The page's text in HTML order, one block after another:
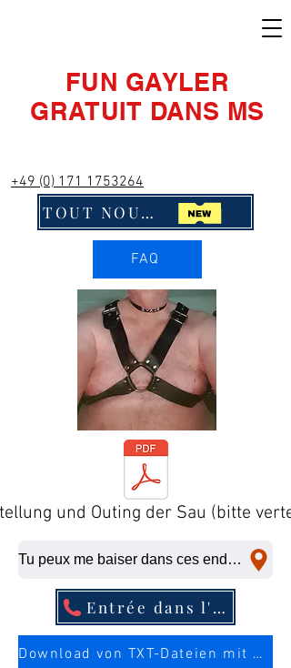
FUN GAYLER
GRATUIT DANS MS
+49 (0) 171 1753264
TOUT NOUVEAU ! Cliquez ici !!
FAQ
und Outing der Sau (bitte
Tu peux me baiser dans ces endroits, même à la dernière minute.
Entrée dans l'annuaire téléphonique
Download von TXT-Dateien mit mehr Infos über die Sau